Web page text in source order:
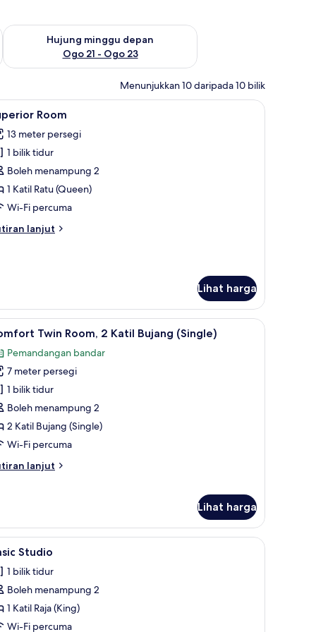
ini Ogo 14 - Ogo 16
Hujung minggu depan
Ogo 21 - Ogo 23
Semak ketersediaan untuk hujung minggu depan Ogo 21 -
Menunjukkan 10 daripada 10 bilik
seterika/papan seterika, Wi-fi percumaSuperior Room | Langsir/tirai gelap terus,
1 Room
13 meter persegi
1 bilik tidur
Boleh menampung 2
1 Katil Ratu (Queen)
Wi-Fi percuma
lanjut
Lihat harga
papan seterika, Wi-fi percumaComfort Twin Room, 2 Katil Bujang
1 Twin Room, 2 Katil Bujang (Single)
Pemandangan bandar
7 meter persegi
1 bilik tidur
Boleh menampung 2
2 Katil Bujang (Single)
Wi-Fi percuma
lanjut
Lihat harga
terus, seterika/papan seterika, Wi-fi percumaBasic Studio | Langsir/tirai gelap terus,
3 Studio
1 bilik tidur
Boleh menampung 2
1 Katil Raja (King)
Wi-Fi percuma